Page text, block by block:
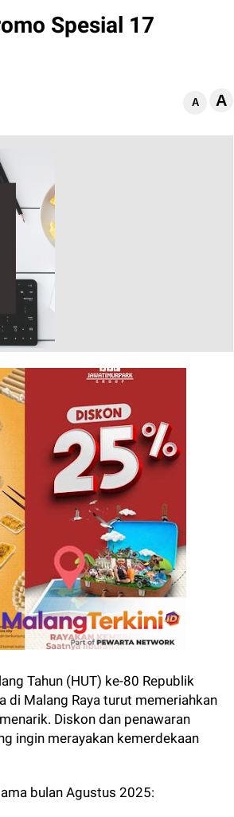
Spesial 17
A A
Tahun (HUT) ke-80 Republik
di Malang Raya turut memeriahkan
Diskon dan penawaran
ingin merayakan kemerdekaan
bulan Agustus 2025: